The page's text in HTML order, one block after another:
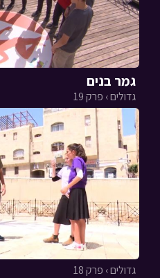
גמר בנים
גדולים › פרק 19
גדולים › פרק 18